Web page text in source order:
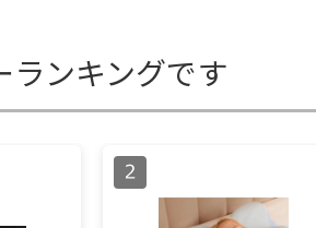
ランキングです